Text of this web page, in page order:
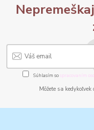
Súhlasím sospracovaním
Môžete sa